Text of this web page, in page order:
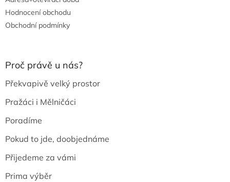
Hodnocení obchodu
Obchodní podmínky
Proč právě u nás?
Překvapivě velký prostor
Pražáci i Mělničáci
Poradíme
Pokud to jde, doobjednáme
Přijedeme za vámi
Prima výběr